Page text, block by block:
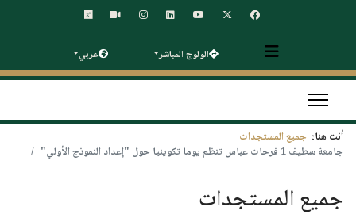
الولوج المباشر عربي
أنت هنا: جميع المستجدات
جامعة سطيف 1 فرحات عباس تنظم يوما تكوينيا حول "إعداد النموذج الأولي"
جميع المستجدات